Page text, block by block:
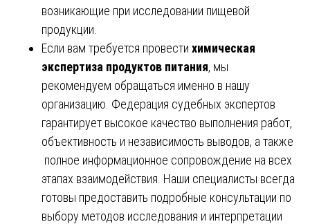
возникающие при исследовании пищевой
продукции.
Если вам требуется провести химическая
экспертиза продуктов питания, мы
рекомендуем обращаться именно в нашу
организацию. Федерация судебных экспертов
гарантирует высокое качество выполнения работ,
объективность и независимость выводов, а также
полное информационное сопровождение на всех
этапах взаимодействия. Наши специалисты всегда
готовы предоставить подробные консультации по
выбору методов исследования и интерпретации